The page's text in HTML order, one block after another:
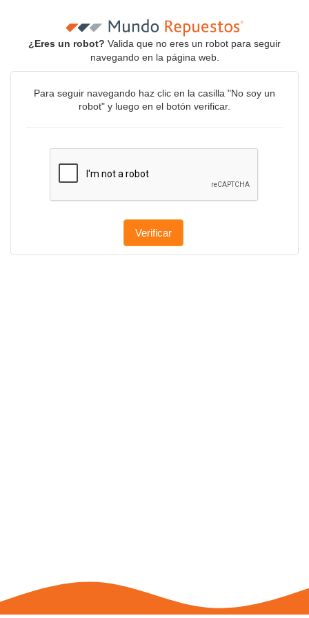
¿Eres un robot? Valida que no eres un robot para seguir
navegando en la página web.
Para seguir navegando haz clic en la casilla "No soy un
robot" y luego en el botón verificar.
Verificar